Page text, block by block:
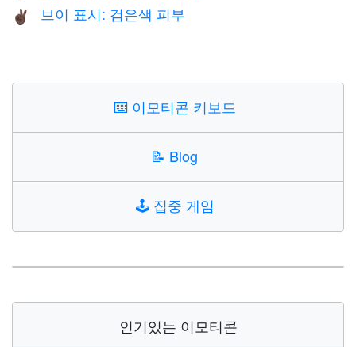
✌🏿 브이 표시: 검은색 피부
⌨️ 이모티콘 키보드
📝 Blog
🕹️ 집중 게임
인기있는 이모티콘